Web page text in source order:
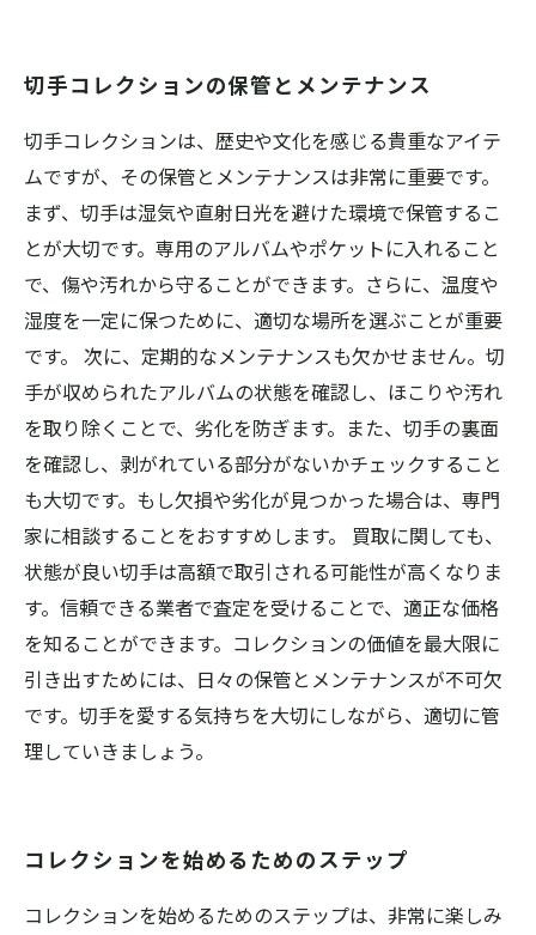
切手コレクションの保管とメンテナンス
切手コレクションは、歴史や文化を感じる貴重なアイテ
ムですが、その保管とメンテナンスは非常に重要です。
まず、切手は湿気や直射日光を避けた環境で保管するこ
とが大切です。専用のアルバムやポケットに入れること
で、傷や汚れから守ることができます。さらに、温度や
湿度を一定に保つために、適切な場所を選ぶことが重要
です。 次に、定期的なメンテナンスも欠かせません。切
手が収められたアルバムの状態を確認し、ほこりや汚れ
を取り除くことで、劣化を防ぎます。また、切手の裏面
を確認し、剥がれている部分がないかチェックすること
も大切です。もし欠損や劣化が見つかった場合は、専門
家に相談することをおすすめします。 買取に関しても、
状態が良い切手は高額で取引される可能性が高くなりま
す。信頼できる業者で査定を受けることで、適正な価格
を知ることができます。コレクションの価値を最大限に
引き出すためには、日々の保管とメンテナンスが不可欠
です。切手を愛する気持ちを大切にしながら、適切に管
理していきましょう。
コレクションを始めるためのステップ
コレクションを始めるためのステップは、非常に楽しみ